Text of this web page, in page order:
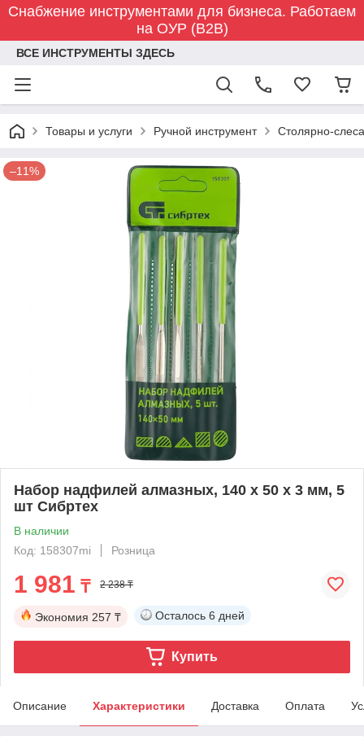
Снабжение инструментами для бизнеса. Работаем
на ОУР (B2B)
ВСЕ ИНСТРУМЕНТЫ ЗДЕСЬ
Товары и услуги Ручной инструмент Столярно-
–11%
Набор надфилей алмазных, 140 х 50 х 3 мм, 5
шт Сибртех
В наличии
Код: 158307mi
Розница
1 981 ₸ 2 238 ₸
Экономия 257 ₸ Осталось 6 дней
Купить
Описание Характеристики Доставка Оплата